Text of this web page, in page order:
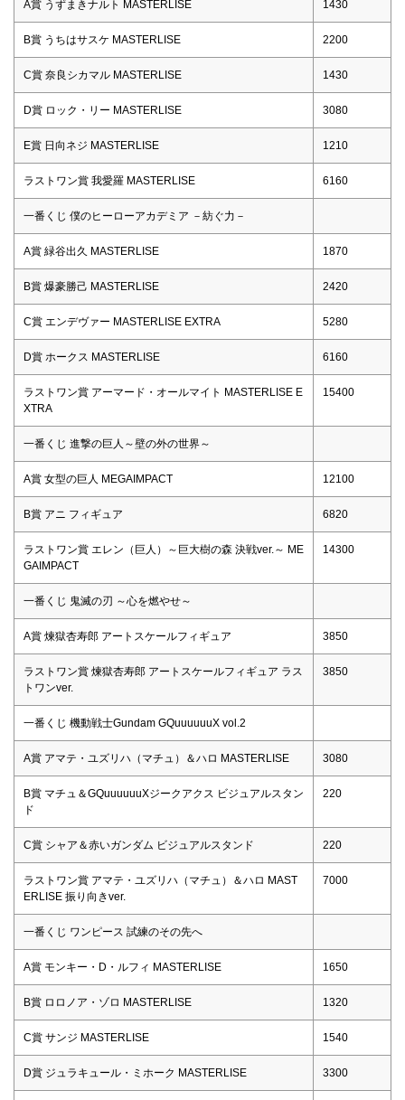
A賞 うずまきナルト MASTERLISE 1430
B賞 うちはサスケ MASTERLISE 2200
C賞 奈良シカマル MASTERLISE 1430
D賞 ロック・リー MASTERLISE 3080
E賞 日向ネジ MASTERLISE 1210
ラストワン賞 我愛羅 MASTERLISE 6160
一番くじ 僕のヒーローアカデミア －紡ぐ力－
A賞 緑谷出久 MASTERLISE 1870
B賞 爆豪勝己 MASTERLISE 2420
C賞 エンデヴァー MASTERLISE EXTRA 5280
D賞 ホークス MASTERLISE 6160
ラストワン賞 アーマード・オールマイト MASTERLISE E
XTRA
15400
一番くじ 進撃の巨人～壁の外の世界～
A賞 女型の巨人 MEGAIMPACT 12100
B賞 アニ フィギュア 6820
ラストワン賞 エレン（巨人）～巨大樹の森 決戦ver.～ ME
GAIMPACT
14300
一番くじ 鬼滅の刃 ～心を燃やせ～
A賞 煉獄杏寿郎 アートスケールフィギュア 3850
ラストワン賞 煉獄杏寿郎 アートスケールフィギュア ラス
トワンver.
3850
一番くじ 機動戦士Gundam GQuuuuuuX vol.2
A賞 アマテ・ユズリハ（マチュ）＆ハロ MASTERLISE 3080
B賞 マチュ＆GQuuuuuuXジークアクス ビジュアルスタン
ド
220
C賞 シャア＆赤いガンダム ビジュアルスタンド 220
ラストワン賞 アマテ・ユズリハ（マチュ）＆ハロ MAST
ERLISE 振り向きver.
7000
一番くじ ワンピース 試練のその先へ
A賞 モンキー・D・ルフィ MASTERLISE 1650
B賞 ロロノア・ゾロ MASTERLISE 1320
C賞 サンジ MASTERLISE 1540
D賞 ジュラキュール・ミホーク MASTERLISE 3300